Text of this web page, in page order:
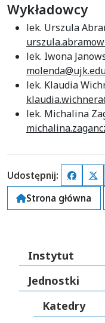
Wykładowcy
lek. Urszula
lek. Iwona
lek. Klaudia
lek. Michalina
Udostępnij: X
Strona główna
Instytut
Jednostki
Katedry